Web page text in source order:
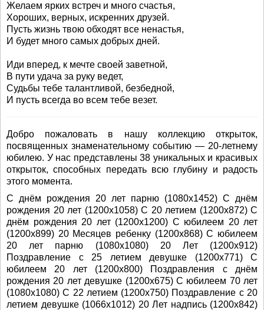
Желаем ярких встреч и много счастья,
Хороших, верных, искренних друзей.
Пусть жизнь твою обходят все ненастья,
И будет много самых добрых дней.
Иди вперед, к мечте своей заветной,
В пути удача за руку ведет,
Судьбы тебе талантливой, безбедной,
И пусть всегда во всем тебе везет.
Добро пожаловать в нашу коллекцию открыток,
посвященных знаменательному событию — 20-летнему
юбилею. У нас представлены 38 уникальных и красивых
открыток, способных передать всю глубину и радость
этого момента.
С днём рождения 20 лет парню (1080x1452) С днём
рождения 20 лет (1200x1058) С 20 летием (1200x872) С
днём рождения 20 лет (1200x1200) С юбилеем 20 лет
(1200x899) 20 Месяцев ребенку (1200x868) С юбилеем
20 лет парню (1080x1080) 20 Лет (1200x912)
Поздравление с 25 летием девушке (1200x771) С
юбилеем 20 лет (1200x800) Поздравления с днём
рождения 20 лет девушке (1200x675) С юбилеем 70 лет
(1080x1080) С 22 летием (1200x750) Поздравление с 20
летием девушке (1066x1012) 20 Лет надпись (1200x842)